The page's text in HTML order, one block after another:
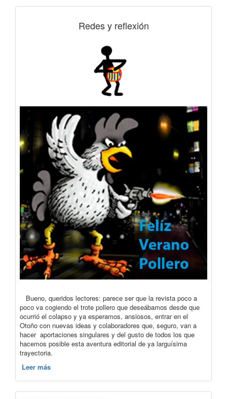
Redes y reflexión
Bueno, queridos lectores: parece ser que la revista poco a
poco va cogiendo el trote pollero que deseábamos desde que
ocurrió el colapso y ya esperamos, ansiosos, entrar en el
Otoño con nuevas ideas y colaboradores que, seguro, van a
hacer aportaciones singulares y del gusto de todos los que
hacemos posible esta aventura editorial de ya larguísima
trayectoria.
Leer más